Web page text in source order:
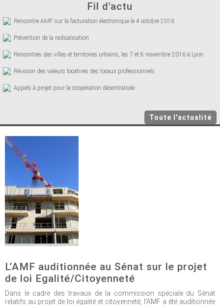
Fil d'actu
Rencontre AMF sur la facturation électronique le 4 octobre 2016
Prévention de la radicalisation
Rencontres des villes et territoires urbains, les 7 et 8 novembre 2016 à Lyon
Révision des valeurs locatives des locaux professionnels
Appels à projet pour la coopération décentralisée
Toute l'actualité
L’AMF auditionnée au Sénat sur le projet
de loi Egalité/Citoyenneté
Dans le cadre des travaux de la commission spéciale du Sénat
relatifs au projet de loi égalité et citoyenneté, l’AMF a été auditionnée